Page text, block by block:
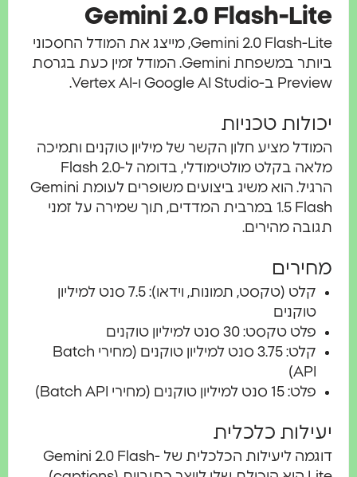
Gemini 2.0 Flash-Lite
Gemini 2.0 Flash-Lite, מייצג את המודל החסכוני
ביותר במשפחת Gemini. המודל זמין כעת בגרסת
Preview ב-Google AI Studio ו-Vertex AI.
יכולות טכניות
המודל מציע חלון הקשר של מיליון טוקנים ותמיכה
מלאה בקלט מולטימודלי, בדומה ל-2.0 Flash
הרגיל. הוא משיג ביצועים משופרים לעומת Gemini
1.5 Flash במרבית המדדים, תוך שמירה על זמני
תגובה מהירים.
מחירים
קלט (טקסט, תמונות, וידאו): 7.5 סנט למיליון
טוקנים
פלט טקסט: 30 סנט למיליון טוקנים
קלט: 3.75 סנט למיליון טוקנים (מחירי Batch
פלט: 15 סנט למיליון טוקנים (מחירי Batch API)
יעילות כלכלית
דוגמה ליעילות הכלכלית של Gemini 2.0 Flash-